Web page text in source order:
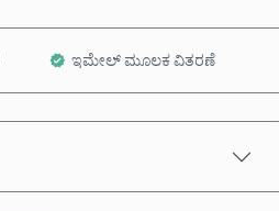
ಇಮೇಲ್ ಮೂಲಕ ವಿತರಣೆ